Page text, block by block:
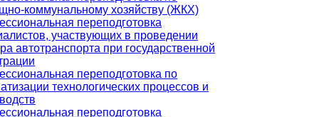
коммунальному хозяйству (ЖКХ)
переподготовка
участвующих в проведении
автотранспорта при государственной
переподготовка по
технологических процессов и
переподготовка